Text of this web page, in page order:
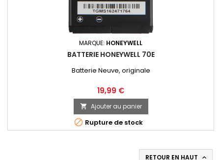
MARQUE: HONEYWELL
BATTERIE HONEYWELL 70E
Batterie Neuve, originale
19,99 €
 Ajouter au panier
 Rupture de stock
RETOUR EN HAUT 